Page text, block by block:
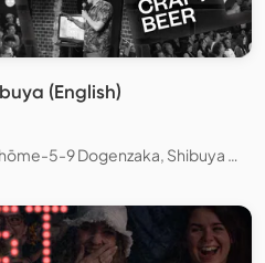
(English)
Tokyo Comedy Bar (TCB), 1-chōme-5-9 Dogenzaka, Shibuya City, Tokyo, Japan